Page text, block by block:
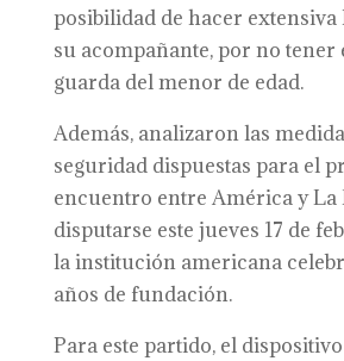
posibilidad de hacer extensiva
su acompañante, por no tener
guarda del menor de edad.
Además, analizaron las
seguridad dispuestas para el
encuentro entre América y La
disputarse este jueves 17 de
la institución americana
años de fundación.
Para este partido, el dispositivo